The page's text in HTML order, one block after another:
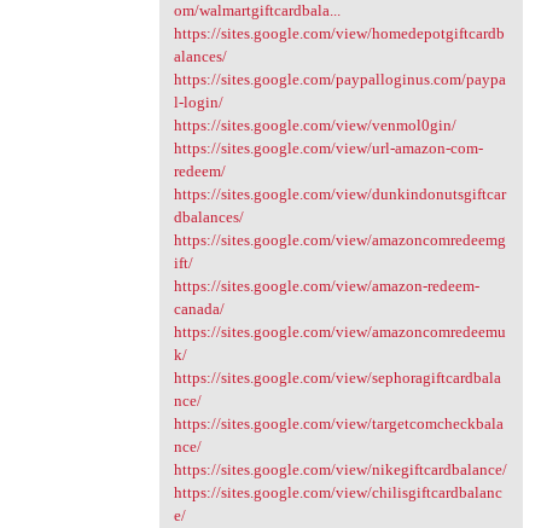
om/walmartgiftcardbala...
https://sites.google.com/view/homedepotgiftcardb
alances/
https://sites.google.com/paypalloginus.com/paypa
l-login/
https://sites.google.com/view/venmol0gin/
https://sites.google.com/view/url-amazon-com-
redeem/
https://sites.google.com/view/dunkindonutsgiftcar
dbalances/
https://sites.google.com/view/amazoncomredeemg
ift/
https://sites.google.com/view/amazon-redeem-
canada/
https://sites.google.com/view/amazoncomredeemu
k/
https://sites.google.com/view/sephoragiftcardbala
nce/
https://sites.google.com/view/targetcomcheckbala
nce/
https://sites.google.com/view/nikegiftcardbalance/
https://sites.google.com/view/chilisgiftcardbalanc
e/